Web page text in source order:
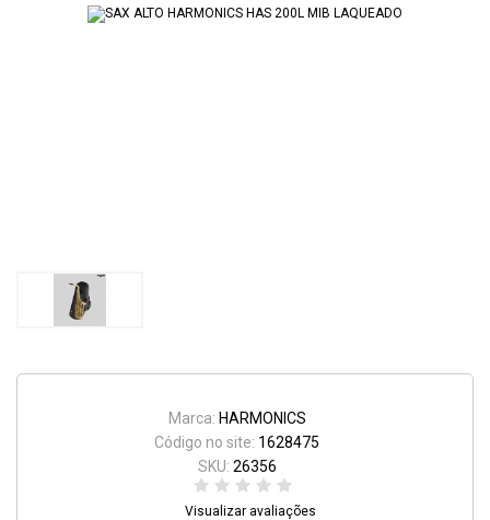
Marca: HARMONICS
Código no site: 1628475
SKU: 26356
Visualizar avaliações